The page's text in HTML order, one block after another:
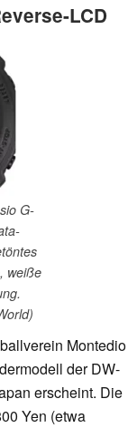
LCD
G-
weiße
Montedio
der DW-
erscheint. Die
Yen (etwa